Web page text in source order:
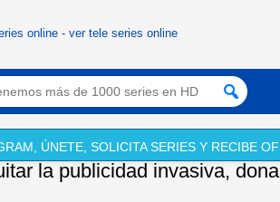
ÚNETE, SOLICITA SERIES Y RECIBE
la publicidad invasiva, dona